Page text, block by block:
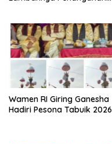
Wamen RI Giring Ganesha
Hadiri Pesona Tabuik 2026